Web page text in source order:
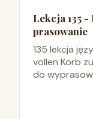
Lekcja 135
prasowanie
135 lekcja
vollen Korb
do